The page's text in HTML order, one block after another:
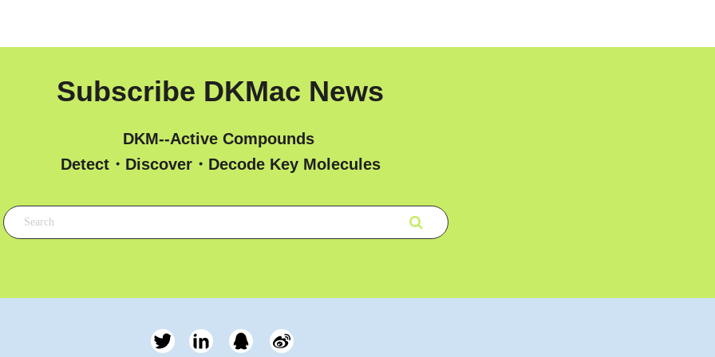
Subscribe DKMac News
DKM--Active Compounds
Detect・Discover・Decode Key Molecules